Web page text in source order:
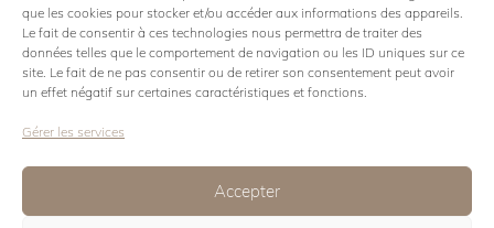
que les cookies pour stocker et/ou accéder aux informations des appareils.
Le fait de consentir à ces technologies nous permettra de traiter des
données telles que le comportement de navigation ou les ID uniques sur ce
site. Le fait de ne pas consentir ou de retirer son consentement peut avoir
un effet négatif sur certaines caractéristiques et fonctions.
Gérer les services
Accepter
TWEET